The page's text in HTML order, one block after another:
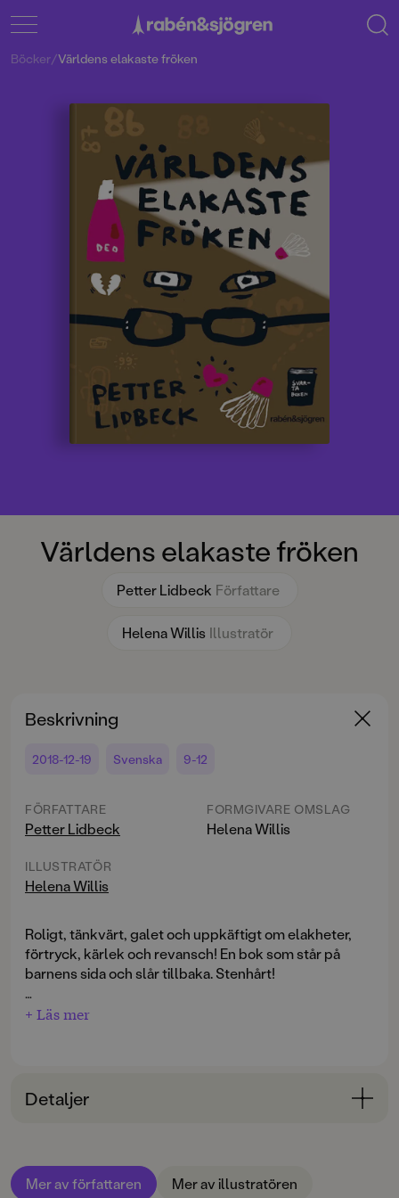
Världens elakaste fröken
Petter Lidbeck Författare
Helena Willis Illustratör
Böcker/Världens elakaste fröken
Beskrivning
2018-12-19 Svenska 9-12
FÖRFATTARE
Petter Lidbeck
ILLUSTRATÖR
Helena Willis
FORMGIVARE OMSLAG
Helena Willis
Roligt, tänkvärt, galet och uppkäftigt om elakheter,
förtryck, kärlek och revansch! En bok som står på
barnens sida och slår tillbaka. Stenhårt!
Mellanstadielärare Karin Karlsson hatar barn. Hennes
När Karin Karlsson får tre nya elever i klassen
bestämmer hon sig snabbt för att sätta dem på plats. I
+ Läs mer
Detaljer
ÅLDERSGRUPP
9-12
Mer av författaren Mer av illustratören